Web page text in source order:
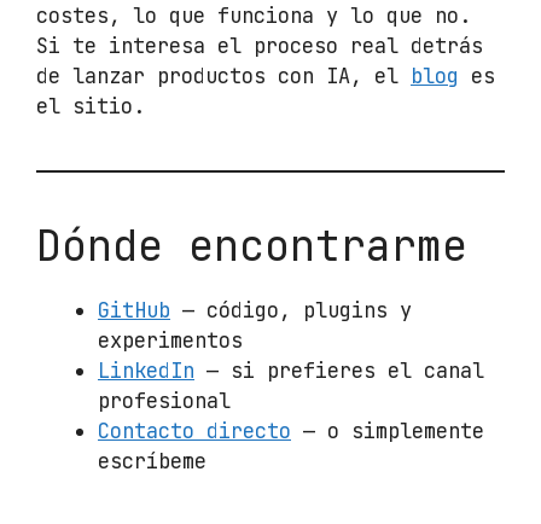
costes, lo que funciona y lo que no.
Si te interesa el proceso real detrás
de lanzar productos con IA, el blog es
el sitio.
Dónde encontrarme
GitHub — código, plugins y
experimentos
LinkedIn — si prefieres el canal
profesional
Contacto directo — o simplemente
escríbeme